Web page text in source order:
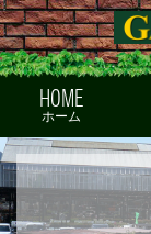
ガー
HOME
ホーム